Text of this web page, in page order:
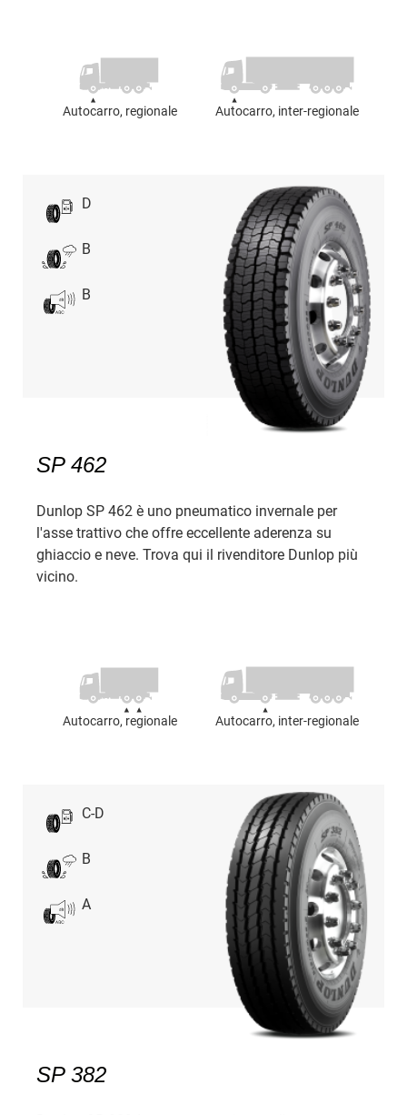
Autocarro, regionale Autocarro, inter-regionale
D
B
B
SP 462
Dunlop SP 462 è uno pneumatico invernale per
l'asse trattivo che offre eccellente aderenza su
ghiaccio e neve. Trova qui il rivenditore Dunlop più
vicino.
Autocarro, regionale Autocarro, inter-regionale
C-D
B
A
SP 382